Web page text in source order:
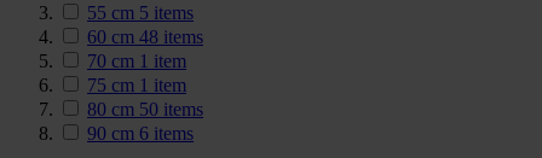
55 cm 5 items
60 cm 48 items
70 cm 1 item
75 cm 1 item
80 cm 50 items
90 cm 6 items